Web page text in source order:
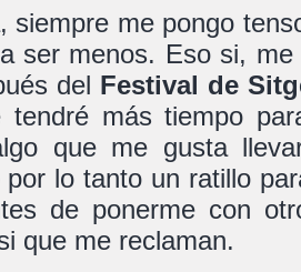
siempre me pongo
ser menos. Eso si,
del Festival de
tendré más tiempo
que me gusta
por lo tanto un ratillo
de ponerme con
que me reclaman.